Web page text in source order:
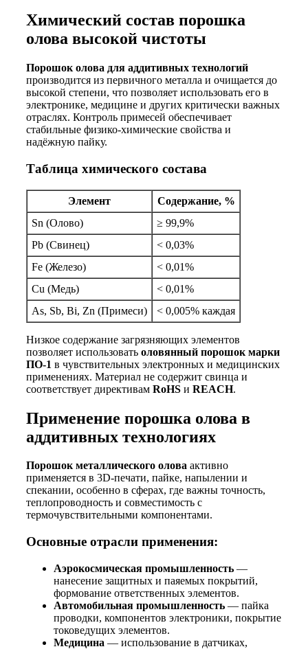
Химический состав порошка
олова высокой чистоты
Порошок олова для аддитивных технологий
производится из первичного металла и очищается до
высокой степени, что позволяет использовать его в
электронике, медицине и других критически важных
отраслях. Контроль примесей обеспечивает
стабильные физико-химические свойства и
надёжную пайку.
Таблица химического состава
Элемент
Содержание, %
Sn (Олово)
≥ 99,9%
Pb (Свинец)
< 0,03%
Fe (Железо)
< 0,01%
Cu (Медь)
< 0,01%
As, Sb, Bi, Zn (Примеси)
< 0,005% каждая
Низкое содержание загрязняющих элементов
позволяет использовать оловянный порошок марки
ПО-1 в чувствительных электронных и медицинских
применениях. Материал не содержит свинца и
соответствует директивам RoHS и REACH.
Применение порошка олова в
аддитивных технологиях
Порошок металлического олова активно
применяется в 3D-печати, пайке, напылении и
спекании, особенно в сферах, где важны точность,
теплопроводность и совместимость с
термочувствительными компонентами.
Основные отрасли применения:
Аэрокосмическая промышленность —
нанесение защитных и паяемых покрытий,
формование ответственных элементов.
Автомобильная промышленность — пайка
проводки, компонентов электроники, покрытие
токоведущих элементов.
Медицина — использование в датчиках,